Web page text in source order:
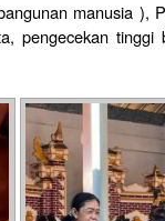
manusia ),
pengecekan